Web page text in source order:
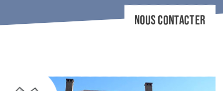
NOUS CONTACTER